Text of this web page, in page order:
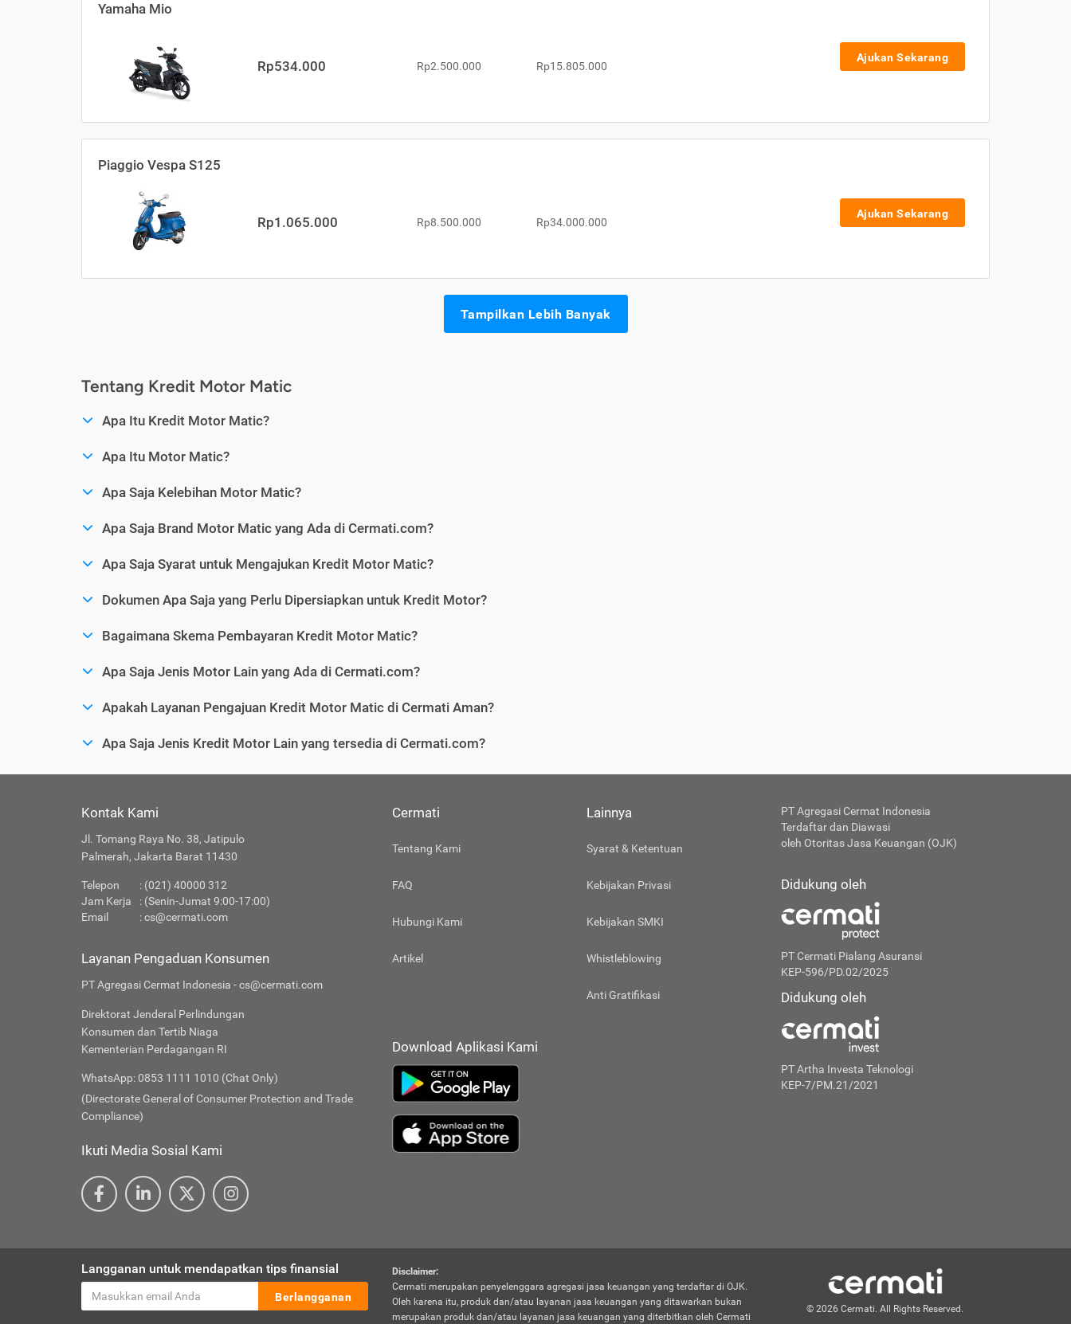
Yamaha Mio
Rp534.000 Rp2.500.000 Rp15.805.000
Ajukan Sekarang
Piaggio Vespa S125
Rp1.065.000 Rp8.500.000 Rp34.000.000
Ajukan Sekarang
Tampilkan Lebih Banyak
Tentang Kredit Motor Matic
Apa Itu Kredit Motor Matic?
Apa Itu Motor Matic?
Apa Saja Kelebihan Motor Matic?
Apa Saja Brand Motor Matic yang Ada di Cermati.com?
Apa Saja Syarat untuk Mengajukan Kredit Motor Matic?
Dokumen Apa Saja yang Perlu Dipersiapkan untuk Kredit Motor?
Bagaimana Skema Pembayaran Kredit Motor Matic?
Apa Saja Jenis Motor Lain yang Ada di Cermati.com?
Apakah Layanan Pengajuan Kredit Motor Matic di Cermati Aman?
Apa Saja Jenis Kredit Motor Lain yang tersedia di Cermati.com?
Kontak Kami
Jl. Tomang Raya No. 38, Jatipulo
Palmerah, Jakarta Barat 11430
Telepon
: (021) 40000 312
Jam Kerja
: (Senin-Jumat 9:00-17:00)
Email
:cs@cermati.com
Layanan Pengaduan Konsumen
PT Agregasi Cermat Indonesia - cs@cermati.com
Direktorat Jenderal Perlindungan
Konsumen dan Tertib Niaga
Kementerian Perdagangan RI
WhatsApp: 0853 1111 1010 (Chat Only)
(Directorate General of Consumer Protection and Trade
Compliance)
Ikuti Media Sosial Kami
Cermati
Tentang Kami
FAQ
Hubungi Kami
Artikel
Lainnya
Syarat & Ketentuan
Kebijakan Privasi
Kebijakan SMKI
Whistleblowing
Anti Gratifikasi
Download Aplikasi Kami
PT Agregasi Cermat Indonesia
Terdaftar dan Diawasi
oleh Otoritas Jasa Keuangan (OJK)
Didukung oleh
PT Cermati Pialang Asuransi
KEP-596/PD.02/2025
Didukung oleh
PT Artha Investa Teknologi
KEP-7/PM.21/2021
Langganan untuk mendapatkan tips finansial
Berlangganan
Disclaimer:
Cermati merupakan penyelenggara agregasi jasa keuangan yang terdaftar di OJK.
Oleh karena itu, produk dan/atau layanan jasa keuangan yang ditawarkan bukan
merupakan produk dan/atau layanan jasa keuangan yang diterbitkan oleh Cermati
© 2026 Cermati. All Rights Reserved.